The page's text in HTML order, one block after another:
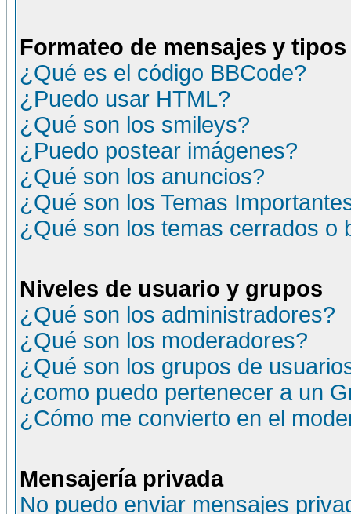
Formateo de mensajes y
¿Qué es el código BBCode?
¿Puedo usar HTML?
¿Qué son los smileys?
¿Puedo postear imágenes?
¿Qué son los anuncios?
¿Qué son los Temas
¿Qué son los temas cerrados o
Niveles de usuario y grupos
¿Qué son los administradores?
¿Qué son los moderadores?
¿Qué son los grupos de
¿como puedo pertenecer a un
¿Cómo me convierto en el
Mensajería privada
No puedo enviar mensajes